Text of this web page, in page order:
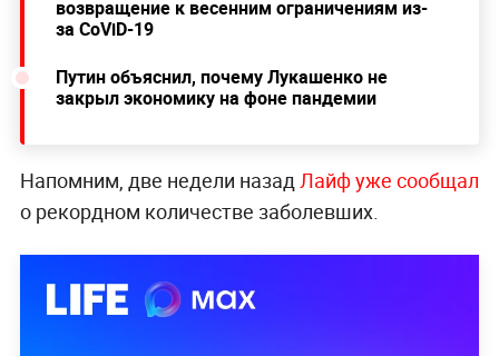
возвращение к весенним ограничениям из-
за CoViD-19
Путин объяснил, почему Лукашенко не
закрыл экономику на фоне пандемии
Напомним, две недели назадЛайф уже сообщал
о рекордном количестве заболевших.